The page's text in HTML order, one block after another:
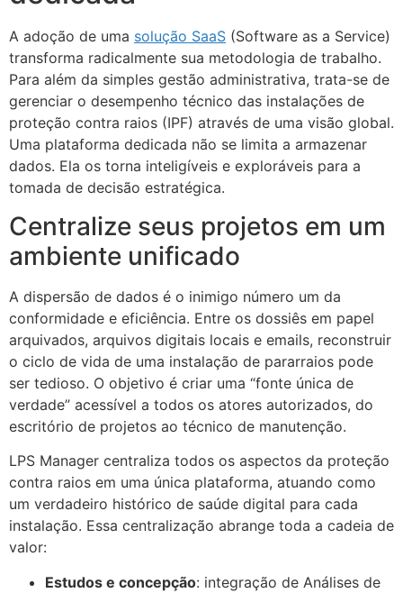
A adoção de uma solução SaaS (Software as a Service)
transforma radicalmente sua metodologia de trabalho.
Para além da simples gestão administrativa, trata-se de
gerenciar o desempenho técnico das instalações de
proteção contra raios (IPF) através de uma visão global.
Uma plataforma dedicada não se limita a armazenar
dados. Ela os torna inteligíveis e exploráveis para a
tomada de decisão estratégica.
Centralize seus projetos em um
ambiente unificado
A dispersão de dados é o inimigo número um da
conformidade e eficiência. Entre os dossiês em papel
arquivados, arquivos digitais locais e emails, reconstruir
o ciclo de vida de uma instalação de pararraios pode
ser tedioso. O objetivo é criar uma “fonte única de
verdade” acessível a todos os atores autorizados, do
escritório de projetos ao técnico de manutenção.
LPS Manager centraliza todos os aspectos da proteção
contra raios em uma única plataforma, atuando como
um verdadeiro histórico de saúde digital para cada
instalação. Essa centralização abrange toda a cadeia de
valor:
Estudos e concepção: integração de Análises de